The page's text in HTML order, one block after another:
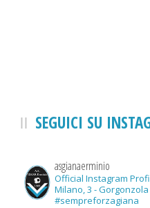
SEGUICI SU
asgianaerminio
Official Instagram
Milano, 3 - Gorgonzola
#sempreforzagiana